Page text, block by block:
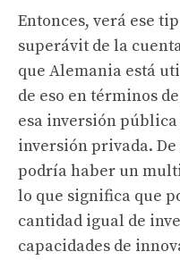
Entonces, verá ese
superávit de la
que Alemania está
de eso en términos
esa inversión
inversión privada.
podría haber un
lo que significa que
cantidad igual de
capacidades de